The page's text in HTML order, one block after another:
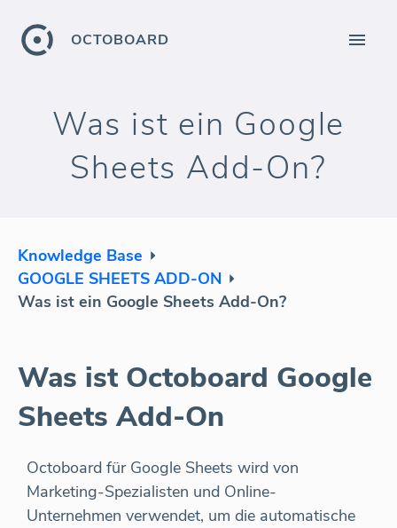
OCTOBOARD
Was ist ein Google
Sheets Add-On?
Knowledge Base
GOOGLE SHEETS ADD-ON
Was ist ein Google Sheets Add-On?
Was ist Octoboard Google
Sheets Add-On
Octoboard für Google Sheets wird von
Marketing-Spezialisten und Online-
Unternehmen verwendet, um die automatische